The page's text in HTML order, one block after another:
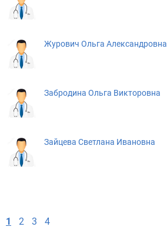
Журович Ольга Александровна
Забродина Ольга Викторовна
Зайцева Светлана Ивановна
1 2 3 4